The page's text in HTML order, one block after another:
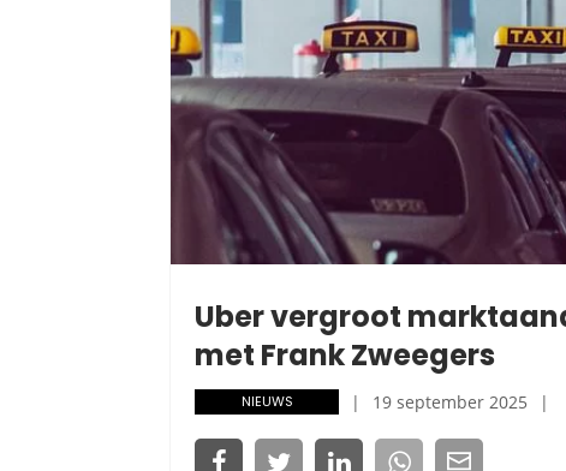
Uber vergroot
met Frank Zweegers
NIEUWS 19 september 2025